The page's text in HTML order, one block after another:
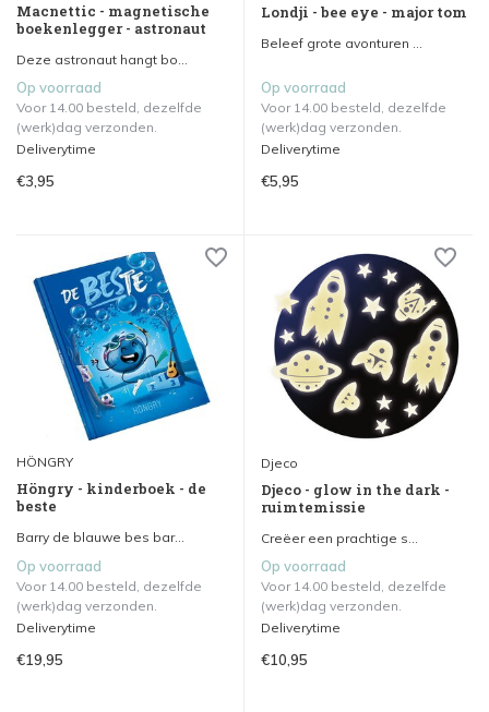
Macnettic - magnetische
boekenlegger - astronaut
Deze astronaut hangt bo...
Op voorraad
Voor 14.00 besteld, dezelfde
(werk)dag verzonden.
Deliverytime
€3,95
Londji - bee eye - major tom
Beleef grote avonturen ...
Op voorraad
Voor 14.00 besteld, dezelfde
(werk)dag verzonden.
Deliverytime
€5,95
HÖNGRY
Höngry - kinderboek - de
beste
Barry de blauwe bes bar...
Op voorraad
Voor 14.00 besteld, dezelfde
(werk)dag verzonden.
Deliverytime
€19,95
Djeco
Djeco - glow in the dark -
ruimtemissie
Creëer een prachtige s...
Op voorraad
Voor 14.00 besteld, dezelfde
(werk)dag verzonden.
Deliverytime
€10,95